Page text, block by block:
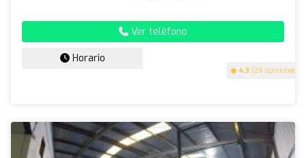
4.3 (29 opiniones)
Ver teléfono
Horario